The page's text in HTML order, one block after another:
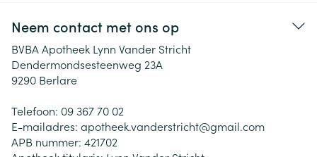
Neem contact met ons op
BVBA Apotheek Lynn Vander Stricht
Dendermondsesteenweg 23A
9290 Berlare
Telefoon: 09 367 70 02
E-mailadres: apotheek.vanderstricht@gmail.com
APB nummer: 421702